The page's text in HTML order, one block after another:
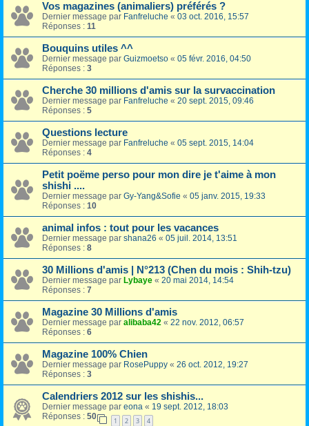
Vos magazines (animaliers) préférés ?
Dernier message par Fanfreluche « 03 oct. 2016, 15:57
Réponses : 11
Bouquins utiles ^^
Dernier message par Guizmoetso« 05 févr. 2016, 04:50
Réponses : 3
Cherche 30 millions d'amis sur la survaccination
Dernier message par Fanfreluche « 20 sept. 2015, 09:46
Réponses : 5
Questions lecture
Dernier message par Fanfreluche « 05 sept. 2015, 14:04
Réponses : 4
Petit poëme perso pour mon dire je t'aime à mon
shishi ....
Dernier message par Gy-Yang&Sofie « 05 janv. 2015, 19:33
Réponses : 10
animal infos : tout pour les vacances
Dernier message par shana26 « 05 juil. 2014, 13:51
Réponses : 8
30 Millions d'amis | N°213 (Chen du mois : Shih-tzu)
Dernier message par Lybaye« 20 mai 2014, 14:54
Réponses : 7
Magazine 30 Millions d'amis
Dernier message par alibaba42« 22 nov. 2012, 06:57
Réponses : 6
Magazine 100% Chien
Dernier message par RosePuppy« 26 oct. 2012, 19:27
Réponses : 3
Calendriers 2012 sur les shishis...
Dernier message par eona« 19 sept. 2012, 18:03
Réponses : 50 1 2 3 4